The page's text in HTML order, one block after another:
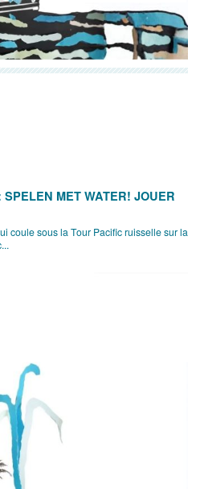
MET WATER! JOUER
coule sous la Tour Pacific ruisselle sur la